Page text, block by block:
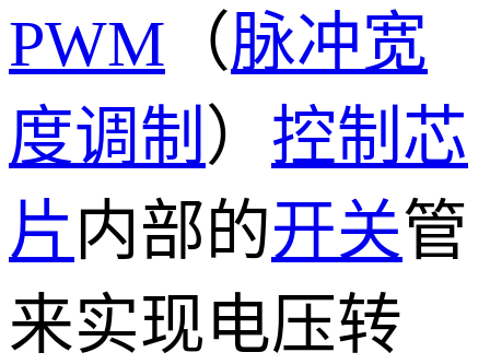
PWM （脉冲宽
度调制 ） 控制芯
片内部的开关管
来实现电压转